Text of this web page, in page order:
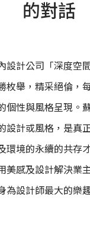
的對話
設計公司「深度空
枚舉，精采絕倫，
個性與風格呈現。
設計或風格，是真
環境的永續的共存
美感及設計解決業
為設計師最大的樂